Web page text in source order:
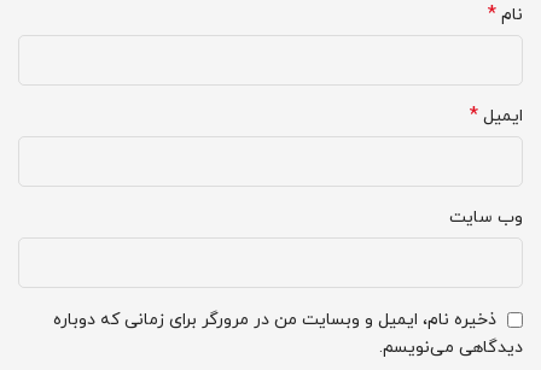
نام *
ایمیل *
وب‌ سایت
ذخیره نام، ایمیل و وبسایت من در مرورگر برای زمانی که دوباره
دیدگاهی می‌نویسم.